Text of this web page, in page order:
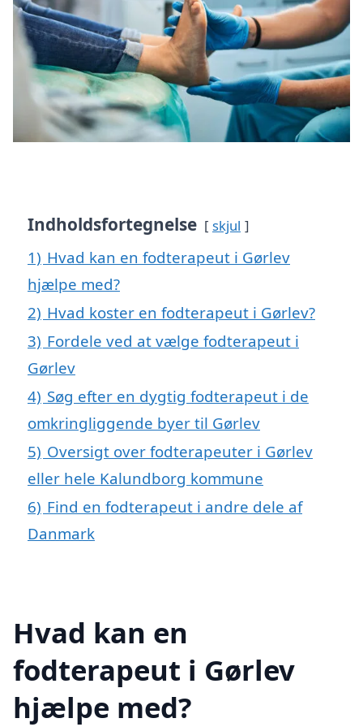
Indholdsfortegnelse skjul
1) Hvad kan en fodterapeut i Gørlev
hjælpe med?
2) Hvad koster en fodterapeut i Gørlev?
3) Fordele ved at vælge fodterapeut i
Gørlev
4) Søg efter en dygtig fodterapeut i de
omkringliggende byer til Gørlev
5) Oversigt over fodterapeuter i Gørlev
eller hele Kalundborg kommune
6) Find en fodterapeut i andre dele af
Danmark
Hvad kan en
fodterapeut i Gørlev
hjælpe med?